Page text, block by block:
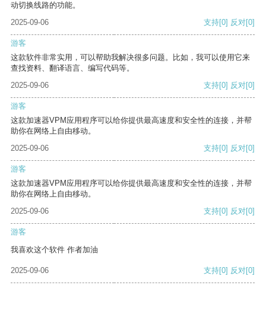
动切换线路的功能。
2025-09-06
支持[0] 反对[0]
游客
这款软件非常实用，可以帮助我解决很多问题。比如，我可以使用它来
查找资料、翻译语言、编写代码等。
2025-09-06
支持[0] 反对[0]
游客
这款加速器VPM应用程序可以给你提供最高速度和安全性的连接，并帮
助你在网络上自由移动。
2025-09-06
支持[0] 反对[0]
游客
这款加速器VPM应用程序可以给你提供最高速度和安全性的连接，并帮
助你在网络上自由移动。
2025-09-06
支持[0] 反对[0]
游客
我喜欢这个软件 作者加油
2025-09-06 支持[0] 反对[0]